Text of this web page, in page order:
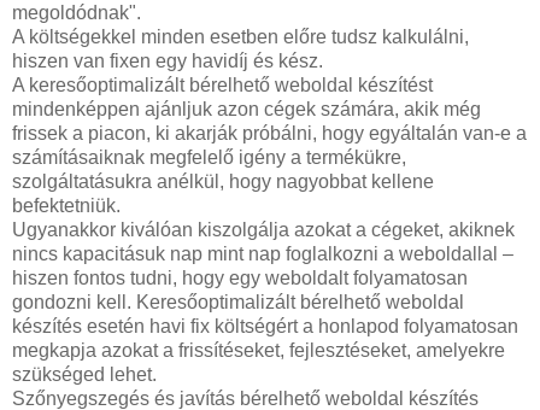
megoldódnak".
A költségekkel minden esetben előre tudsz kalkulálni,
hiszen van fixen egy havidíj és kész.
A keresőoptimalizált bérelhető weboldal készítést
mindenképpen ajánljuk azon cégek számára, akik még
frissek a piacon, ki akarják próbálni, hogy egyáltalán van-e a
számításaiknak megfelelő igény a termékükre,
szolgáltatásukra anélkül, hogy nagyobbat kellene
befektetniük.
Ugyanakkor kiválóan kiszolgálja azokat a cégeket, akiknek
nincs kapacitásuk nap mint nap foglalkozni a weboldallal –
hiszen fontos tudni, hogy egy weboldalt folyamatosan
gondozni kell. Keresőoptimalizált bérelhető weboldal
készítés esetén havi fix költségért a honlapod folyamatosan
megkapja azokat a frissítéseket, fejlesztéseket, amelyekre
szükséged lehet.
Szőnyegszegés és javítás bérelhető weboldal készítés